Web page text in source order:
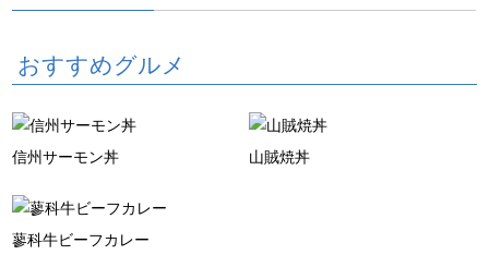
おすすめグルメ
信州サーモン丼 山賊焼丼
蓼科牛ビーフカレー